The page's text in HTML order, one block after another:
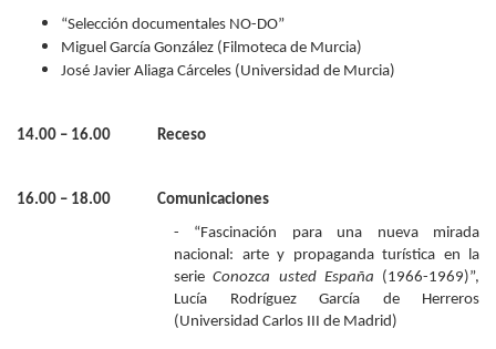
“Selección documentales NO-DO”
Miguel García González (Filmoteca de Murcia)
José Javier Aliaga Cárceles (Universidad de Murcia)
14.00 – 16.00 Receso
16.00 – 18.00 Comunicaciones
- “Fascinación para una nueva mirada
nacional: arte y propaganda turística en la
serieConozca usted España (1966-1969)”,
Lucía Rodríguez García de Herreros
(Universidad Carlos III de Madrid)